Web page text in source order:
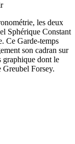
les deux
Sphérique Constant
Ce Garde-temps
son cadran sur
graphique dont le
Greubel Forsey.